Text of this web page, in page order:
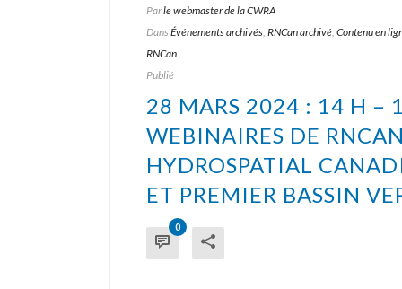
Parle webmaster de la CWRA
DansÉvénements archivés RNCan archivé Contenu en
RNCan
Publié
28 MARS 2024 : 14 H –
WEBINAIRES DE
HYDROSPATIAL
ET PREMIER BASSIN
0